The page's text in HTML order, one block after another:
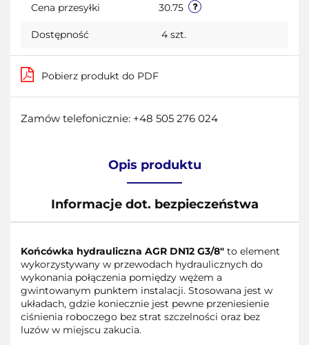
Cena przesyłki 30.75
Dostępność 4 szt.
Pobierz produkt do PDF
Zamów telefonicznie: +48 505 276 024
Opis produktu
Informacje dot. bezpieczeństwa
Końcówka hydrauliczna AGR DN12 G3/8" to element
wykorzystywany w przewodach hydraulicznych do
wykonania połączenia pomiędzy wężem a
gwintowanym punktem instalacji. Stosowana jest w
układach, gdzie koniecznie jest pewne przeniesienie
ciśnienia roboczego bez strat szczelności oraz bez
luzów w miejscu zakucia.